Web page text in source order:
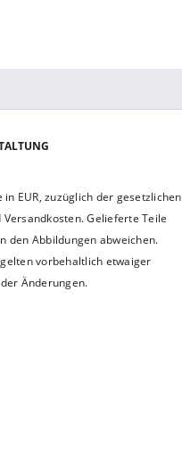
in EUR, zuzüglich der gesetzlichen
Versandkosten. Gelieferte Teile
den Abbildungen abweichen.
vorbehaltlich etwaiger
Änderungen.